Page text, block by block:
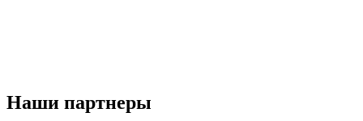
Наши партнеры